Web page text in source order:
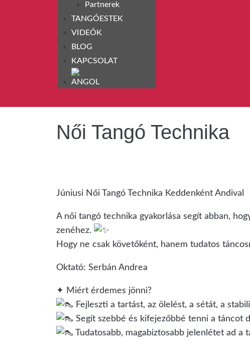
Partnerek
TANGÓESTEK
VIDEÓK
BLOG
KAPCSOLAT
Női Tangó Technika
Júniusi Női Tangó Technika Keddenként Andival
A női tangó technika gyakorlása segít abban,
zenéhez.
Hogy ne csak követőként, hanem tudatos
Oktató: Serbán Andrea
✦ Miért érdemes jönni?
Fejleszti a tartást, az ölelést, a sétát, a
Segít szebbé és kifejezőbbé tenni a táncot
Tudatosabb, magabiztosabb jelenlétet ad a